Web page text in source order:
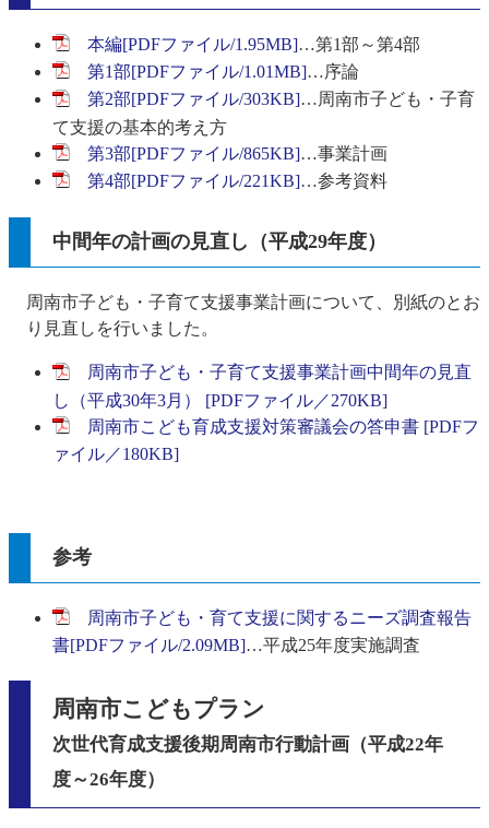
本編[PDFファイル/1.95MB]…第1部～第4部
第1部[PDFファイル/1.01MB]…序論
第2部[PDFファイル/303KB]…周南市子ども・子育
て支援の基本的考え方
第3部[PDFファイル/865KB]…事業計画
第4部[PDFファイル/221KB]…参考資料
中間年の計画の見直し（平成29年度）
周南市子ども・子育て支援事業計画について、別紙のとお
り見直しを行いました。
周南市子ども・子育て支援事業計画中間年の見直
し（平成30年3月） [PDFファイル／270KB]
周南市こども育成支援対策審議会の答申書 [PDFフ
ァイル／180KB]
参考
周南市子ども・育て支援に関するニーズ調査報告
書[PDFファイル/2.09MB]…平成25年度実施調査
周南市こどもプラン
次世代育成支援後期周南市行動計画（平成22年
度～26年度）